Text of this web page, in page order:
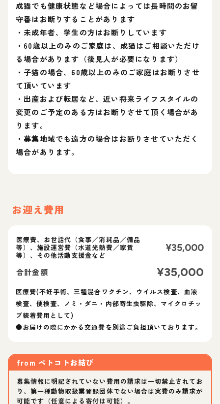
成猫でも健康状態など場合によっては長時間のお留
守番はお断りすることがあります
・未成年者、学生の方はお断りしています
・60歳以上のみのご家庭は、成猫はご相談いただけ
る場合があります（後見人が必要になります）
・子猫の場合、60歳以上のみのご家庭はお断りさせ
て頂いています
・出産および転居など、近い将来ライフスタイルの
変更のご予定のある方はお断りさせて頂く場合があ
ります。
・募集地域でも遠方の場合はお断りさせていただく
場合があります。
お迎え費用
医療費、お世話代（食事／消耗品／備品
等）、施設運営費（水道光熱費／家賃
等）、その他活動支援金など
¥35,000
合計金額 ¥35,000
医療費(不妊手術、三種混合ワクチン、ウイルス検査、血液
検査、便検査、ノミ・ダニ・内部寄生虫駆除、マイクロチッ
プ装着費用として)
●お届けの際にかかる交通費を別途ご負担頂いております。
from ペトコトお結び
募集情報に明記されていない費用の請求は一切禁止されてお
り、第一種動物取扱業登録団体でない場合は実費のみ請求が
可能です（任意による寄付は可能）。